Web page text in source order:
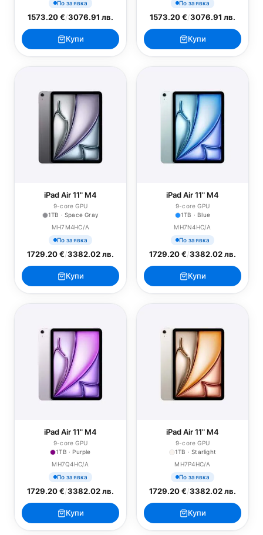
По заявка
1573.20 €/3076.91 лв.
Купи
По заявка
1573.20 €/3076.91 лв.
Купи
iPad Air 11" M4
9-core GPU
1TB · Space Gray
MH7M4HC/A
По заявка
1729.20 €/3382.02 лв.
Купи
iPad Air 11" M4
9-core GPU
1TB · Blue
MH7N4HC/A
По заявка
1729.20 €/3382.02 лв.
Купи
iPad Air 11" M4
9-core GPU
1TB · Purple
MH7Q4HC/A
По заявка
1729.20 €/3382.02 лв.
Купи
iPad Air 11" M4
9-core GPU
1TB · Starlight
MH7P4HC/A
По заявка
1729.20 €/3382.02 лв.
Купи